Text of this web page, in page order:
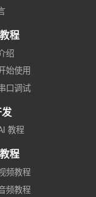
程
绍
始使用
口调试
教程
程
频教程
频教程